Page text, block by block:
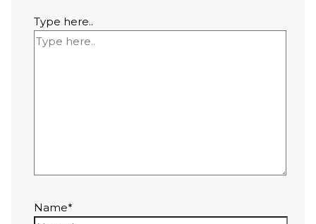
Type here..
Name*